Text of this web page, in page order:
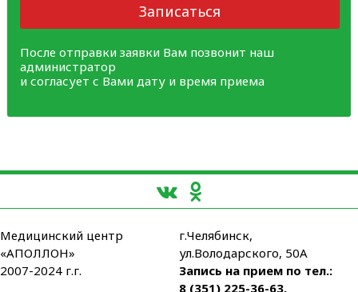
Записаться
После отправки заявки Вам позвонит наш
администратор
и согласует с Вами дату и время приема
Медицинский центр
«АПОЛЛОН»
2007-2024 г.г.
г.Челябинск,
ул.Володарского, 50А
Запись на прием по тел.:
8 (351) 225-36-63,